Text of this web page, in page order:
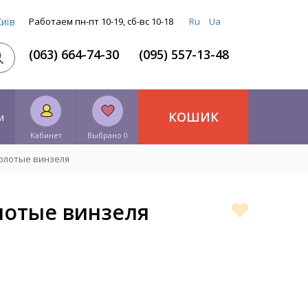
Работаем пн-пт 10-19, сб-вс 10-18 Ru Ua
(063) 664-74-30 (095) 557-13-48
Кабинет Выбрано 0
КОШИК
винзеля
винзеля